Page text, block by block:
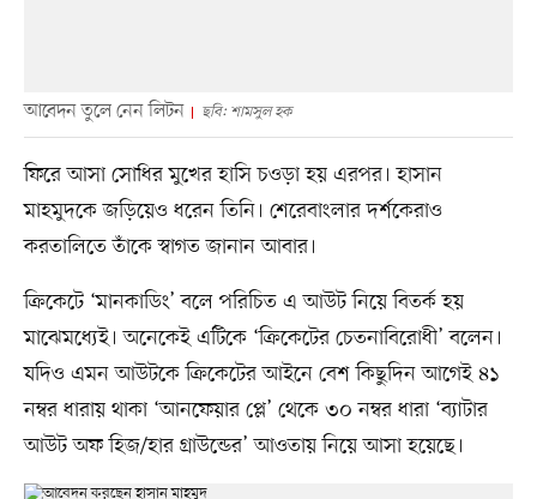
আবেদন তুলে নেন লিটন ছবি: শামসুল হক
ফিরে আসা সোধির মুখের হাসি চওড়া হয় এরপর। হাসান
মাহমুদকে জড়িয়েও ধরেন তিনি। শেরেবাংলার দর্শকেরাও
করতালিতে তাঁকে স্বাগত জানান আবার।
ক্রিকেটে ‘মানকাডিং’ বলে পরিচিত এ আউট নিয়ে বিতর্ক হয়
মাঝেমধ্যেই। অনেকেই এটিকে ‘ক্রিকেটের চেতনাবিরোধী’ বলেন।
যদিও এমন আউটকে ক্রিকেটের আইনে বেশ কিছুদিন আগেই ৪১
নম্বর ধারায় থাকা ‘আনফেয়ার প্লে’ থেকে ৩০ নম্বর ধারা ‘ব্যাটার
আউট অফ হিজ/হার গ্রাউন্ডের’ আওতায় নিয়ে আসা হয়েছে।